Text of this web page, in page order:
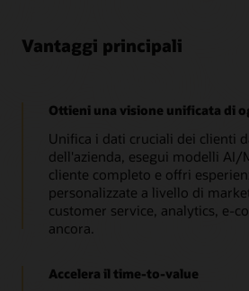
Vantaggi principali
Ottieni una visione unificata di
Unifica i dati cruciali dei clienti
dell'azienda, esegui modelli AI/
cliente completo e offri
personalizzate a livello di
customer service, analytics, e-
ancora.
Accelera il time-to-value